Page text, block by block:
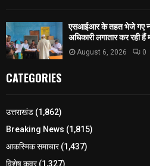
एसआईआर के तहत भेजे गए
अधिकारी लगातार कर रही हैं
August 6, 2026 0
CATEGORIES
उत्तराखंड (1,862)
Breaking News (1,815)
आकस्मिक समाचार(1,437)
विशेष कवर(1,327)